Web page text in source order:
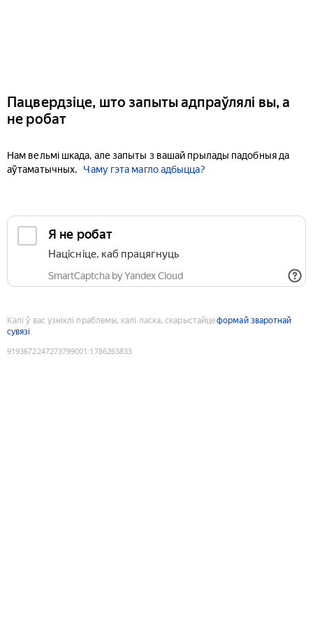
Пацвердзіце, што запыты адпраўлялі вы, а
не робат
Нам вельмі шкада, але запыты з вашай прылады падобныя да
аўтаматычных.
Чаму гэта магло адбыцца?
Я не робат
Націсніце, каб працягнуць
SmartCaptcha by Yandex Cloud
Калі ў вас узніклі праблемы, калі ласка, скарыстайцеформай зваротнай
сувязі
9193672247273799001 :1786263833